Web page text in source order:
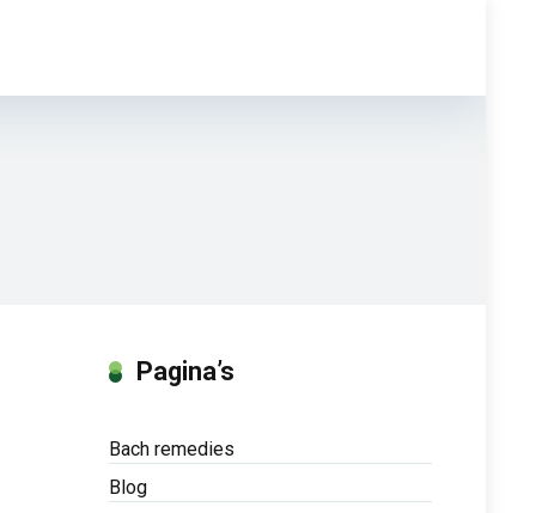
Pagina’s
Bach remedies
Blog